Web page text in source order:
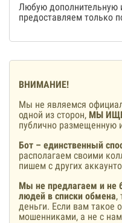
Любую
предоставляем только
ВНИМАНИЕ!
Мы не являемся
одной из сторон, МЫ
публично размещенную
Бот – единственный
располагаем своими
пишем с других
Мы не предлагаем и не
людей в списки обмена,
деньги. Если вам
мошенниками, а не с